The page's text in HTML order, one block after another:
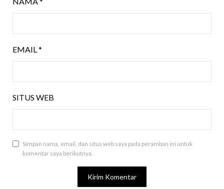
EMAIL*
SITUS WEB
Simpan nama, email, dan situs web saya pada peramban ini untuk
komentar saya berikutnya.